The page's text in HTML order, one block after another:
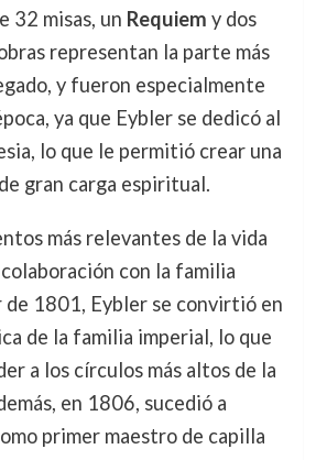
32 misas, un Requiem y dos
representan la parte más
y fueron especialmente
ya que Eybler se dedicó al
lo que le permitió crear una
gran carga espiritual.
más relevantes de la vida
con la familia
1801, Eybler se convirtió en
de la familia imperial, lo que
a los círculos más altos de la
en 1806, sucedió a
primer maestro de capilla